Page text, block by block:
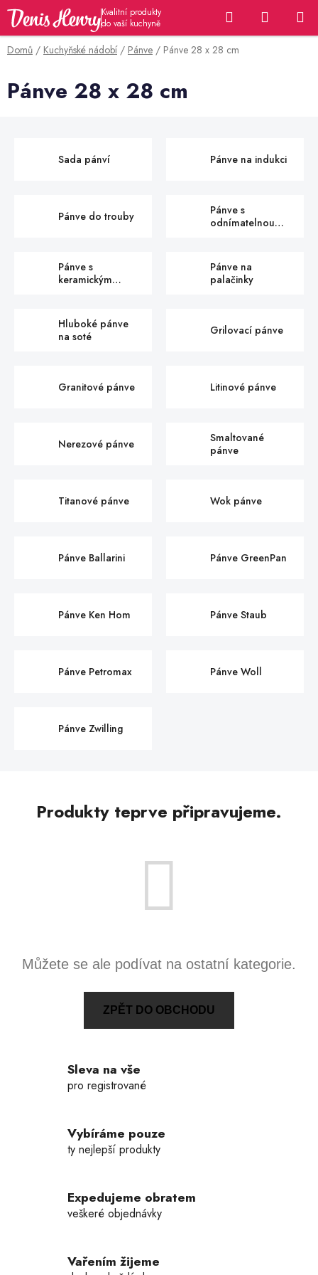
Přejít
obsah
Hledat
KOŠÍK
Domů / Kuchyňské nádobí / Pánve / Pánve 28 x 28 cm
Pánve 28 x 28 cm
Sada pánví Pánve na indukci
Pánve do trouby
Pánve s
odnímatelnou
Pánve s
keramickým
Pánve na
palačinky
Hluboké pánve
na soté
Grilovací pánve
Granitové pánve Litinové pánve
Nerezové pánve
Smaltované
pánve
Titanové pánve Wok pánve
Pánve Ballarini Pánve GreenPan
Pánve Ken Hom Pánve Staub
Pánve Petromax Pánve Woll
Pánve Zwilling
Produkty teprve připravujeme.
Můžete se ale podívat na ostatní kategorie.
ZPĚT DO OBCHODU
Sleva na vše
pro registrované
Vybíráme pouze
ty nejlepší produkty
Expedujeme obratem
veškeré objednávky
Vařením žijeme